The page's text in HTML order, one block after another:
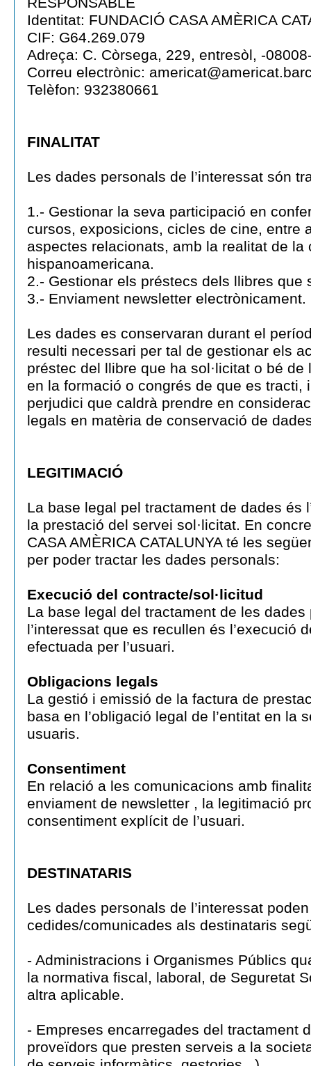
Identitat: FUNDACIÓ CASA AMÈRICA
CIF: G64.269.079
Adreça: C. Còrsega, 229, entresòl, -
Correu electrònic:
Telèfon: 932380661
FINALITAT
Les dades personals de l’interessat són
1.- Gestionar la seva participació en
cursos, exposicions, cicles de cine, entre
aspectes relacionats, amb la realitat de la
hispanoamericana.
2.- Gestionar els préstecs dels llibres que
3.- Enviament newsletter electrònicament.
Les dades es conservaran durant el
resulti necessari per tal de gestionar els
préstec del llibre que ha sol·licitat o bé
en la formació o congrés de que es tracti,
perjudici que caldrà prendre en
legals en matèria de conservació de
LEGITIMACIÓ
La base legal pel tractament de dades és
la prestació del servei sol·licitat. En
CASA AMÈRICA CATALUNYA té les
per poder tractar les dades personals:
Execució del contracte/sol·licitud
La base legal del tractament de les dades
l’interessat que es recullen és l’execució
efectuada per l’usuari.
Obligacions legals
La gestió i emissió de la factura de
basa en l’obligació legal de l’entitat en la
usuaris.
Consentiment
En relació a les comunicacions amb
enviament de newsletter , la legitimació
consentiment explícit de l’usuari.
DESTINATARIS
Les dades personals de l’interessat
cedides/comunicades als destinataris
- Administracions i Organismes Públics
la normativa fiscal, laboral, de Seguretat
altra aplicable.
- Empreses encarregades del tractament
proveïdors que presten serveis a la